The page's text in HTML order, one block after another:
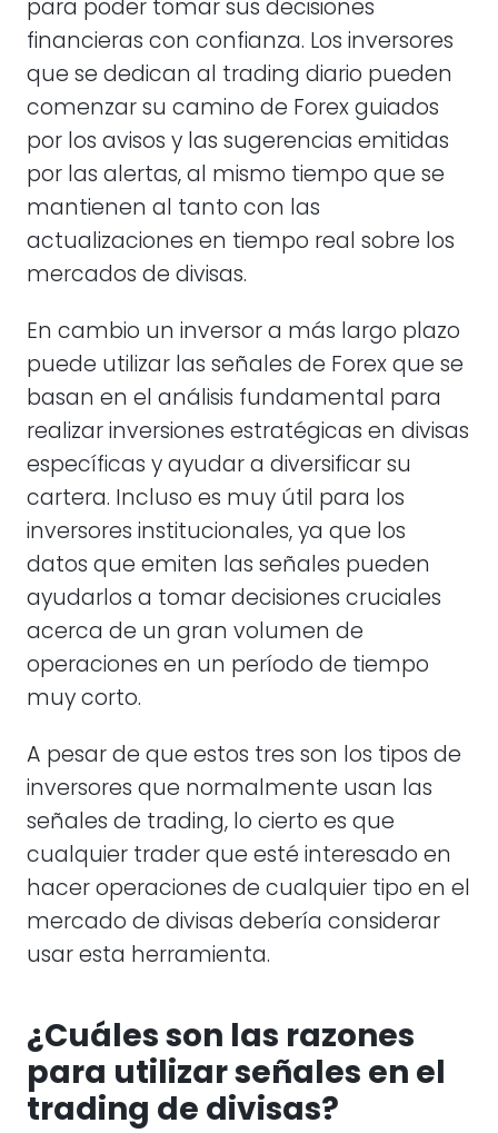
para poder tomar sus decisiones
financieras con confianza. Los inversores
que se dedican al trading diario pueden
comenzar su camino de Forex guiados
por los avisos y las sugerencias emitidas
por las alertas, al mismo tiempo que se
mantienen al tanto con las
actualizaciones en tiempo real sobre los
mercados de divisas.
En cambio un inversor a más largo plazo
puede utilizar las señales de Forex que se
basan en el análisis fundamental para
realizar inversiones estratégicas en divisas
específicas y ayudar a diversificar su
cartera. Incluso es muy útil para los
inversores institucionales, ya que los
datos que emiten las señales pueden
ayudarlos a tomar decisiones cruciales
acerca de un gran volumen de
operaciones en un período de tiempo
muy corto.
A pesar de que estos tres son los tipos de
inversores que normalmente usan las
señales de trading, lo cierto es que
cualquier trader que esté interesado en
hacer operaciones de cualquier tipo en el
mercado de divisas debería considerar
usar esta herramienta.
¿Cuáles son las razones
para utilizar señales en el
trading de divisas?